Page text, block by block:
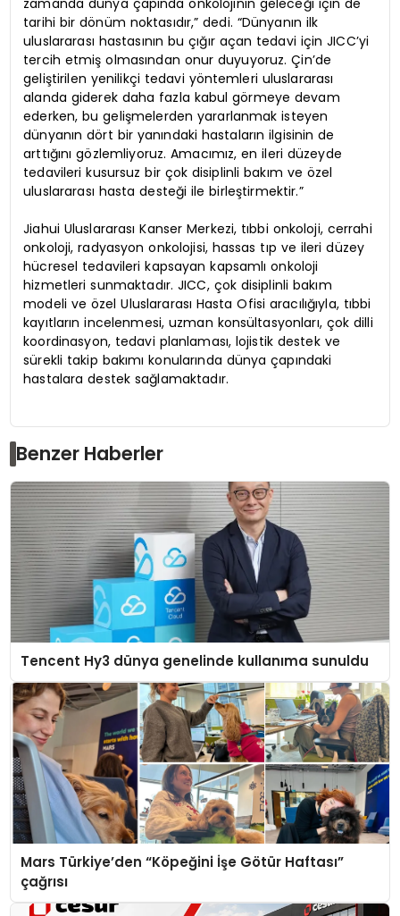
zamanda dünya çapında onkolojinin geleceği için de
tarihi bir dönüm noktasıdır,” dedi. “Dünyanın ilk
uluslararası hastasının bu çığır açan tedavi için JICC’yi
tercih etmiş olmasından onur duyuyoruz. Çin’de
geliştirilen yenilikçi tedavi yöntemleri uluslararası
alanda giderek daha fazla kabul görmeye devam
ederken, bu gelişmelerden yararlanmak isteyen
dünyanın dört bir yanındaki hastaların ilgisinin de
arttığını gözlemliyoruz. Amacımız, en ileri düzeyde
tedavileri kusursuz bir çok disiplinli bakım ve özel
uluslararası hasta desteği ile birleştirmektir.”
Jiahui Uluslararası Kanser Merkezi, tıbbi onkoloji, cerrahi
onkoloji, radyasyon onkolojisi, hassas tıp ve ileri düzey
hücresel tedavileri kapsayan kapsamlı onkoloji
hizmetleri sunmaktadır. JICC, çok disiplinli bakım
modeli ve özel Uluslararası Hasta Ofisi aracılığıyla, tıbbi
kayıtların incelenmesi, uzman konsültasyonları, çok dilli
koordinasyon, tedavi planlaması, lojistik destek ve
sürekli takip bakımı konularında dünya çapındaki
hastalara destek sağlamaktadır.
Benzer Haberler
Tencent Hy3 dünya genelinde kullanıma sunuldu
Mars Türkiye’den “Köpeğini İşe Götür Haftası”
çağrısı